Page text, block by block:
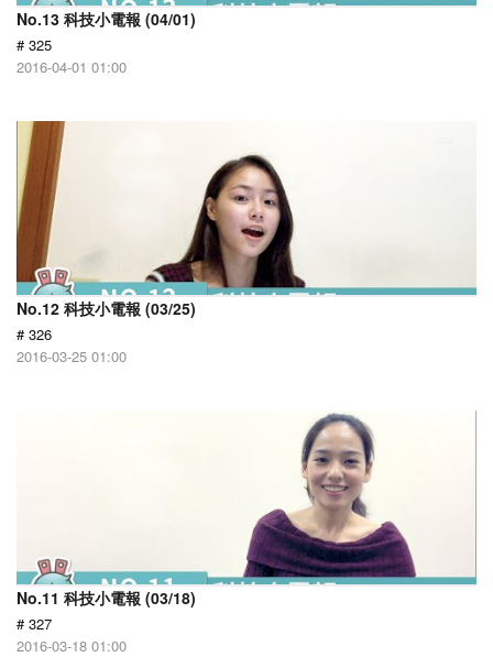
No.13 科技小電報 (04/01)
# 325
2016-04-01 01:00
No.12 科技小電報 (03/25)
# 326
2016-03-25 01:00
No.11 科技小電報 (03/18)
# 327
2016-03-18 01:00